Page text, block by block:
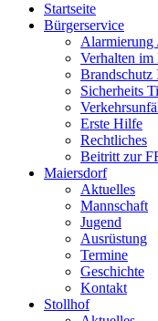
Startseite
Bürgerservice
Alarmierung
Verhalten im
Brandschutz
Sicherheits
Erste Hilfe
Rechtliches
Beitritt zur
Maiersdorf
Aktuelles
Mannschaft
Jugend
Ausrüstung
Termine
Geschichte
Kontakt
Stollhof